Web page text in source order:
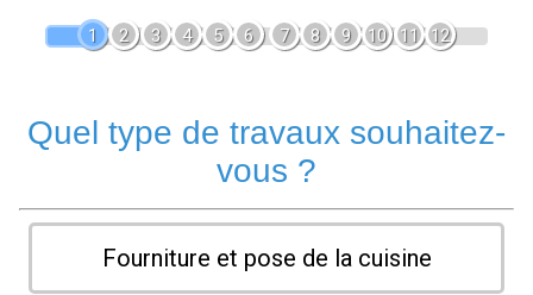
1 2 3 4 5 6 7 8 9 10 11 12
Quel type de travaux souhaitez-
vous ?
Fourniture et pose de la cuisine